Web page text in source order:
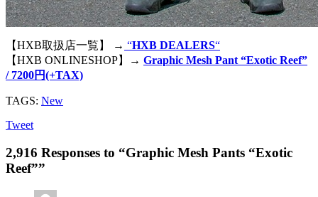
【HXB取扱店一覧】 → “HXB DEALERS“
【HXB ONLINESHOP】→ Graphic Mesh Pant “Exotic Reef”
/ 7200円(+TAX)
TAGS: New
Tweet
2,916 Responses to “Graphic Mesh Pants “Exotic
Reef””